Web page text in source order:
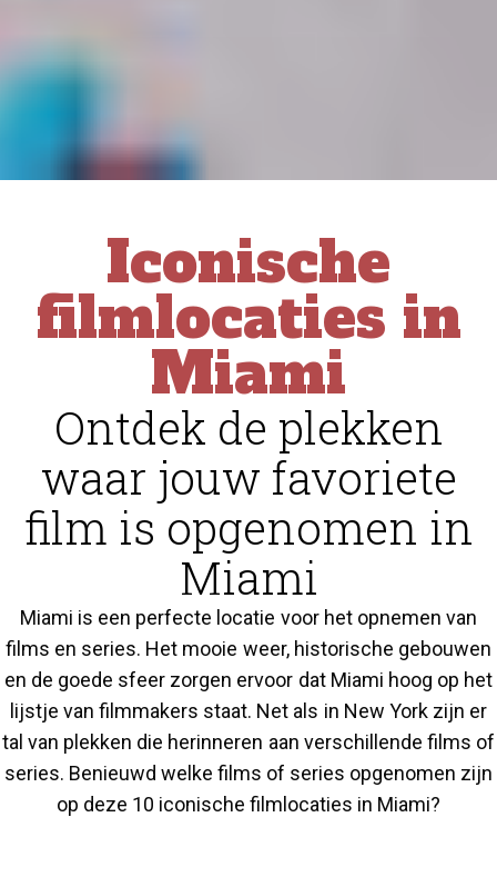
Iconische
filmlocaties in
Miami
Ontdek de plekken
waar jouw favoriete
film is opgenomen in
Miami
Miami is een perfecte locatie voor het opnemen van
films en series. Het mooie weer, historische gebouwen
en de goede sfeer zorgen ervoor dat Miami hoog op het
lijstje van filmmakers staat. Net als in New York zijn er
tal van plekken die herinneren aan verschillende films of
series. Benieuwd welke films of series opgenomen zijn
op deze 10 iconische filmlocaties in Miami?